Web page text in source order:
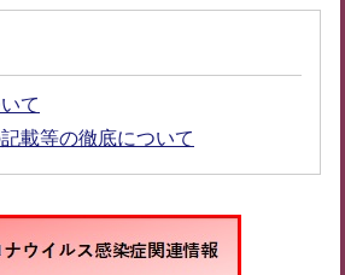
て
載等の徹底について